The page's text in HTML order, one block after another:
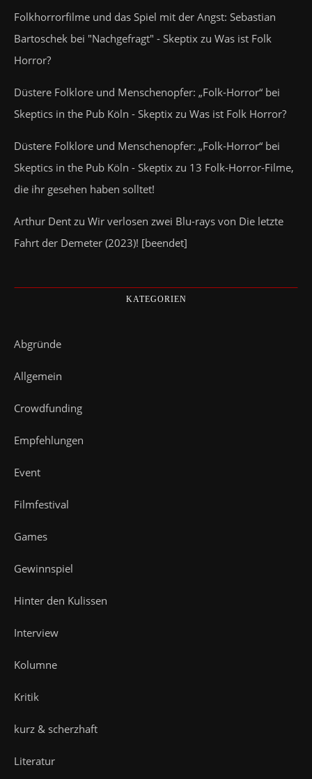
Folkhorrorfilme und das Spiel mit der Angst: Sebastian
Bartoschek bei "Nachgefragt" - Skeptix zu Was ist Folk
Horror?
Düstere Folklore und Menschenopfer: „Folk-Horror“ bei
Skeptics in the Pub Köln - Skeptix zu Was ist Folk Horror?
Düstere Folklore und Menschenopfer: „Folk-Horror“ bei
Skeptics in the Pub Köln - Skeptix zu 13 Folk-Horror-Filme,
die ihr gesehen haben solltet!
Arthur Dent zu Wir verlosen zwei Blu-rays von Die letzte
Fahrt der Demeter (2023)! [beendet]
KATEGORIEN
Abgründe
Allgemein
Crowdfunding
Empfehlungen
Event
Filmfestival
Games
Gewinnspiel
Hinter den Kulissen
Interview
Kolumne
Kritik
kurz & scherzhaft
Literatur